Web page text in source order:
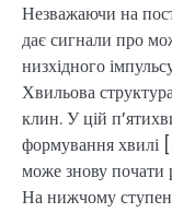
Незважаючи на
дає сигнали про
низхідного
Хвильова
клин. У цій
формування хвилі
може знову почати
На нижчому